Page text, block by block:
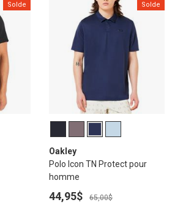
Solde Solde
Oakley
Polo Icon TN Protect pour
homme
44,95$ 65,00$